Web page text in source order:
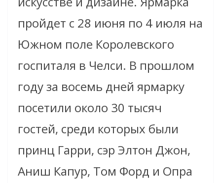
пройдет с 28 июня по 4 июля на
Южном поле Королевского
госпиталя в Челси. В прошлом
году за восемь дней ярмарку
посетили около 30 тысяч
гостей, среди которых были
принц Гарри, сэр Элтон Джон,
Аниш Капур, Том Форд и Опра